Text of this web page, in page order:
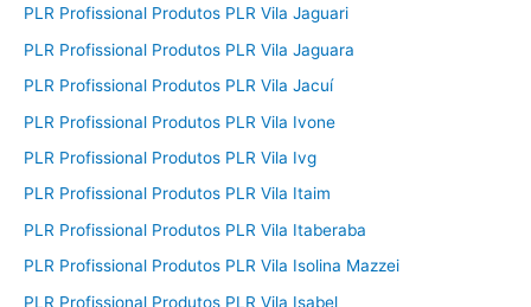
PLR Profissional Produtos PLR Vila Jaguari
PLR Profissional Produtos PLR Vila Jaguara
PLR Profissional Produtos PLR Vila Jacuí
PLR Profissional Produtos PLR Vila Ivone
PLR Profissional Produtos PLR Vila Ivg
PLR Profissional Produtos PLR Vila Itaim
PLR Profissional Produtos PLR Vila Itaberaba
PLR Profissional Produtos PLR Vila Isolina Mazzei
PLR Profissional Produtos PLR Vila Isabel